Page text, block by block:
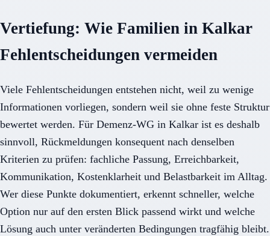
Vertiefung: Wie Familien in Kalkar
Fehlentscheidungen vermeiden
Viele Fehlentscheidungen entstehen nicht, weil zu wenige
Informationen vorliegen, sondern weil sie ohne feste Struktur
bewertet werden. Für Demenz-WG in Kalkar ist es deshalb
sinnvoll, Rückmeldungen konsequent nach denselben
Kriterien zu prüfen: fachliche Passung, Erreichbarkeit,
Kommunikation, Kostenklarheit und Belastbarkeit im Alltag.
Wer diese Punkte dokumentiert, erkennt schneller, welche
Option nur auf den ersten Blick passend wirkt und welche
Lösung auch unter veränderten Bedingungen tragfähig bleibt.